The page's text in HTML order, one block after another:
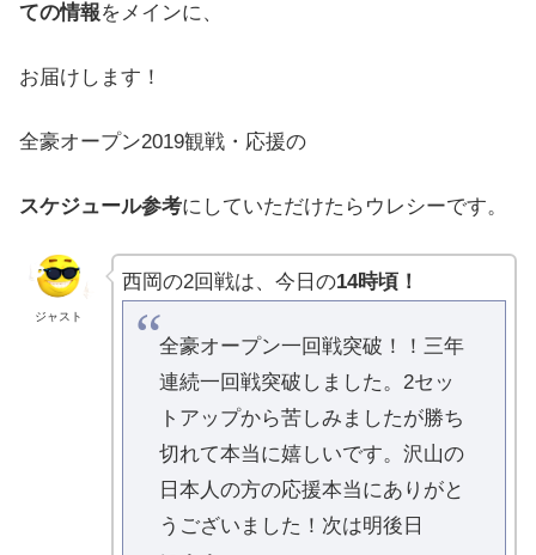
ての情報をメインに、
お届けします！
全豪オープン2019観戦・応援の
スケジュール参考にしていただけたらウレシーです。
ジャスト
西岡の2回戦は、今日の14時頃！
全豪オープン一回戦突破！！三年
連続一回戦突破しました。2セッ
トアップから苦しみましたが勝ち
切れて本当に嬉しいです。沢山の
日本人の方の応援本当にありがと
うございました！次は明後日